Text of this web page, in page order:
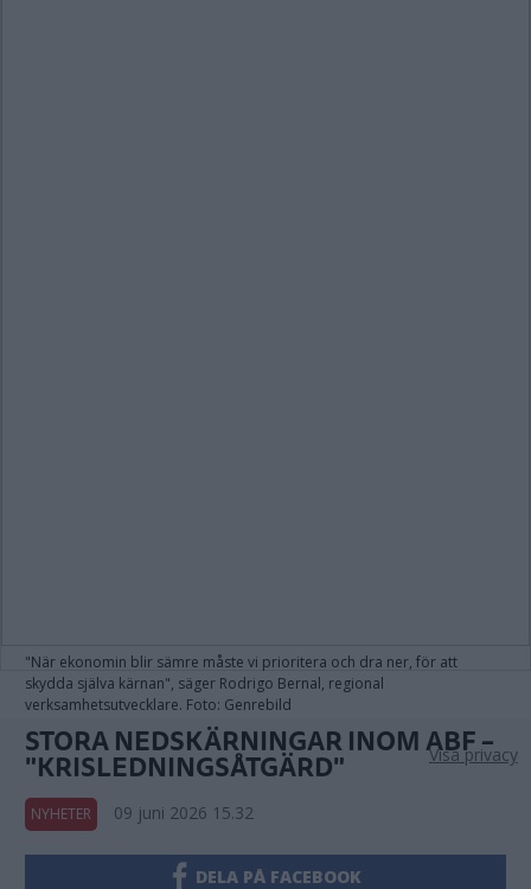
"När ekonomin blir sämre måste vi prioritera och dra ner, för att
skydda själva kärnan", säger Rodrigo Bernal, regional
verksamhetsutvecklare. Foto: Genrebild
STORA NEDSKÄRNINGAR INOM ABF –
"KRISLEDNINGSÅTGÄRD"
NYHETER 09 juni 2026 15.32
DELA PÅ FACEBOOK
Visa privacy